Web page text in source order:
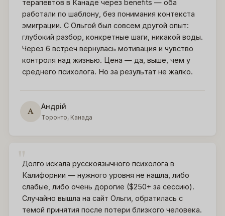
терапевтов в Канаде через benefits — оба
работали по шаблону, без понимания контекста
эмиграции. С Ольгой был совсем другой опыт:
глубокий разбор, конкретные шаги, никакой воды.
Через 6 встреч вернулась мотивация и чувство
контроля над жизнью. Цена — да, выше, чем у
среднего психолога. Но за результат не жалко.
А Андрій
Торонто, Канада
Долго искала русскоязычного психолога в
Калифорнии — нужного уровня не нашла, либо
слабые, либо очень дорогие ($250+ за сессию).
Случайно вышла на сайт Ольги, обратилась с
темой принятия после потери близкого человека.